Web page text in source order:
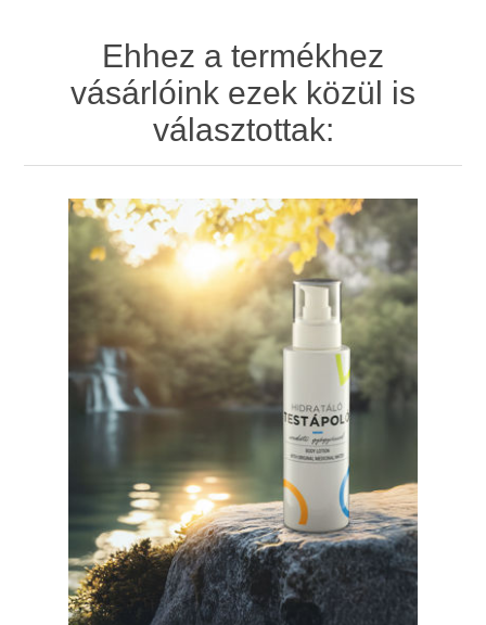
Ehhez a termékhez
vásárlóink ezek közül is
választottak: